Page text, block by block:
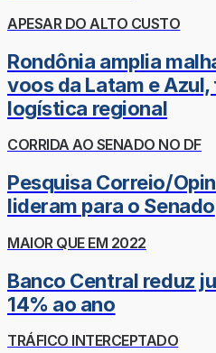
APESAR DO ALTO CUSTO
Rondônia amplia
voos da Latam e
logística regional
CORRIDA AO SENADO NO DF
Pesquisa Correio/
lideram para o Senado
MAIOR QUE EM 2022
Banco Central reduz
14% ao ano
TRÁFICO INTERCEPTADO